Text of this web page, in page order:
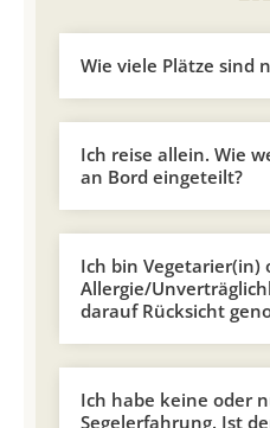
Wie viele Plätze sind
Ich reise allein. Wie
an Bord eingeteilt?
Ich bin Vegetarier(in)
Allergie/
darauf Rücksicht
Ich habe keine oder
Segelerfahrung. Ist